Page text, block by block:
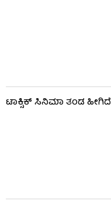
ಟಾಕ್ಸಿಕ್​​​ ಸಿನಿಮಾ ತಂಡ ಹೀಗಿದೆ